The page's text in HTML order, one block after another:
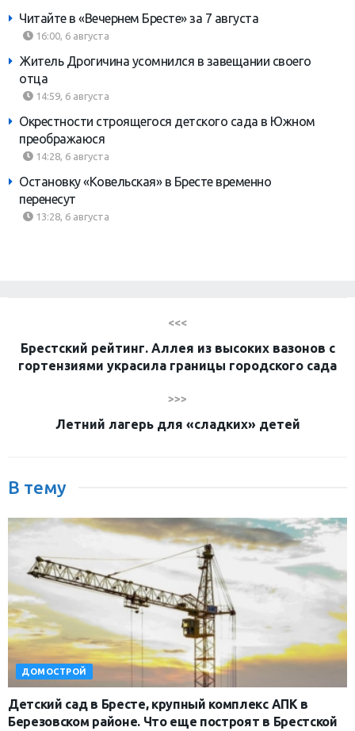
Читайте в «Вечернем Бресте» за 7 августа
16:00, 6 августа
Житель Дрогичина усомнился в завещании своего
отца
14:59, 6 августа
Окрестности строящегося детского сада в Южном
преображаюся
14:28, 6 августа
Остановку «Ковельская» в Бресте временно
перенесут
13:28, 6 августа
<<<
Брестский рейтинг. Аллея из высоких вазонов с
гортензиями украсила границы городского сада
>>>
Летний лагерь для «сладких» детей
В тему
ДОМОСТРОЙ
Детский сад в Бресте, крупный комплекс АПК в
Березовском районе. Что еще построят в Брестской